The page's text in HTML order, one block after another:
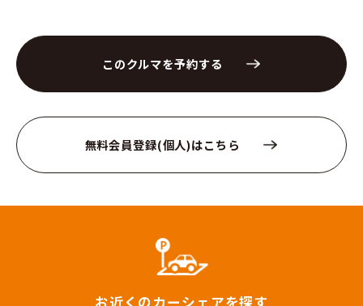
このクルマを予約する
無料会員登録(個人)はこちら
お近くのカーシェアを探す